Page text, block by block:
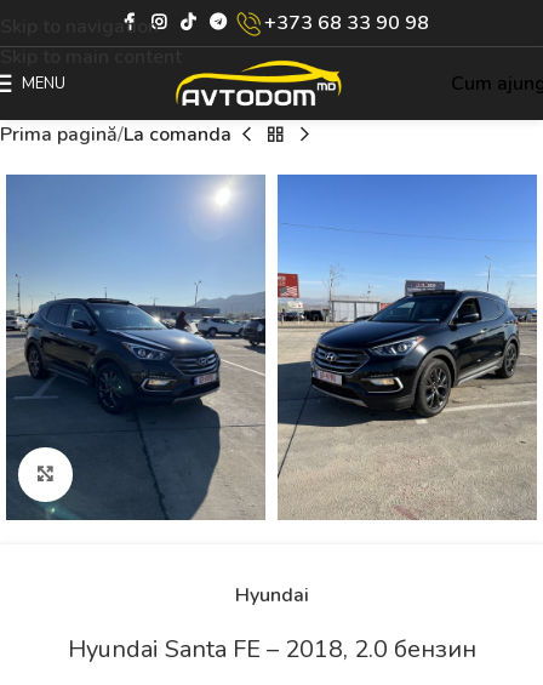
Skip to navigation
+373 68 33 90 98
MENU
Cum
Prima pagină La comanda
Click to enlarge
Hyundai
Hyundai Santa FE – 2018, 2.0 бензин